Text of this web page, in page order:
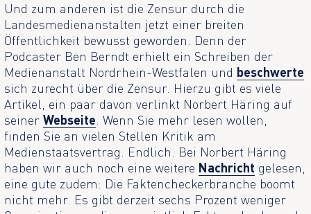
Und zum anderen ist die Zensur durch die
Landesmedienanstalten jetzt einer breiten
Öffentlichkeit bewusst geworden. Denn der
Podcaster Ben Berndt erhielt ein Schreiben der
Medienanstalt Nordrhein-Westfalen und beschwerte
sich zurecht über die Zensur. Hierzu gibt es viele
Artikel, ein paar davon verlinkt Norbert Häring auf
seinerWebseite . Wenn Sie mehr lesen wollen,
finden Sie an vielen Stellen Kritik am
Medienstaatsvertrag. Endlich. Bei Norbert Häring
haben wir auch noch eine weitere Nachricht gelesen,
eine gute zudem: Die Faktencheckerbranche boomt
nicht mehr. Es gibt derzeit sechs Prozent weniger